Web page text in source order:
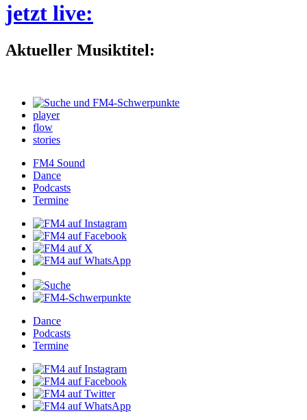
jetztlive:
AktuellerMusiktitel:
player
flow
stories
FM4Sound
Dance
Podcasts
Termine
Dance
Podcasts
Termine